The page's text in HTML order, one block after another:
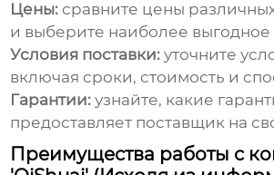
Цены: сравните цены
и выберите наиболее
Условия поставки: уточните
включая сроки, стоимость и
Гарантии: узнайте, какие
предоставляет поставщик на
Преимущества работы с